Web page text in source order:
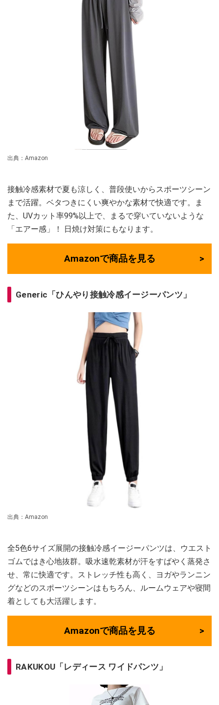
出典：Amazon
接触冷感素材で夏も涼しく、普段使いからスポーツシーン
まで活躍。ベタつきにくい爽やかな素材で快適です。ま
た、UVカット率99%以上で、まるで穿いていないような
「エアー感」！ 日焼け対策にもなります。
Amazonで商品を見る
Generic「ひんやり接触冷感イージーパンツ」
出典：Amazon
全5色6サイズ展開の接触冷感イージーパンツは、ウエスト
ゴムではき心地抜群。吸水速乾素材が汗をすばやく蒸発さ
せ、常に快適です。ストレッチ性も高く、ヨガやランニン
グなどのスポーツシーンはもちろん、ルームウェアや寝間
着としても大活躍します。
Amazonで商品を見る
RAKUKOU「レディース ワイドパンツ」